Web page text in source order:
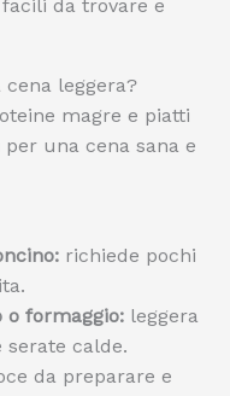
da trovare e
leggera?
magre e piatti
una cena sana e
richiede pochi
o formaggio: leggera
calde.
da preparare e